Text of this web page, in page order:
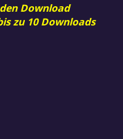
Download
zu 10 Downloads